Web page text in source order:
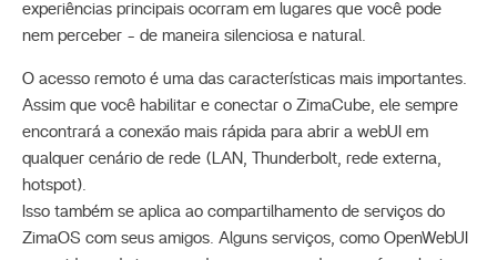
experiências principais ocorram em lugares que você pode
nem perceber - de maneira silenciosa e natural.
O acesso remoto é uma das características mais importantes.
Assim que você habilitar e conectar o ZimaCube, ele sempre
encontrará a conexão mais rápida para abrir a webUI em
qualquer cenário de rede (LAN, Thunderbolt, rede externa,
hotspot).
Isso também se aplica ao compartilhamento de serviços do
ZimaOS com seus amigos. Alguns serviços, como OpenWebUI